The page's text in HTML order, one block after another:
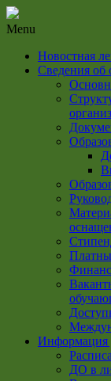
Menu
Новостная
Сведения об
Информация
ДО в